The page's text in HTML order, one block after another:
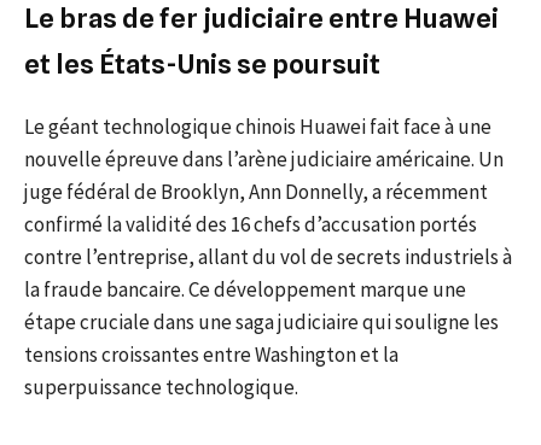
Le bras de fer judiciaire entre Huawei
et les États-Unis se poursuit
Le géant technologique chinois Huawei fait face à une
nouvelle épreuve dans l’arène judiciaire américaine. Un
juge fédéral de Brooklyn, Ann Donnelly, a récemment
confirmé la validité des 16 chefs d’accusation portés
contre l’entreprise, allant du vol de secrets industriels à
la fraude bancaire. Ce développement marque une
étape cruciale dans une saga judiciaire qui souligne les
tensions croissantes entre Washington et la
superpuissance technologique.